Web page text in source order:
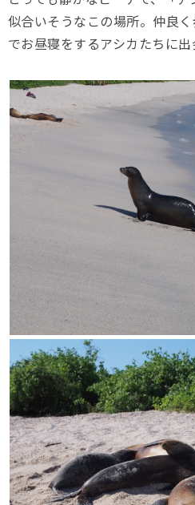
似合いそうなこの場所。仲良
でお昼寝をするアシカたちに出